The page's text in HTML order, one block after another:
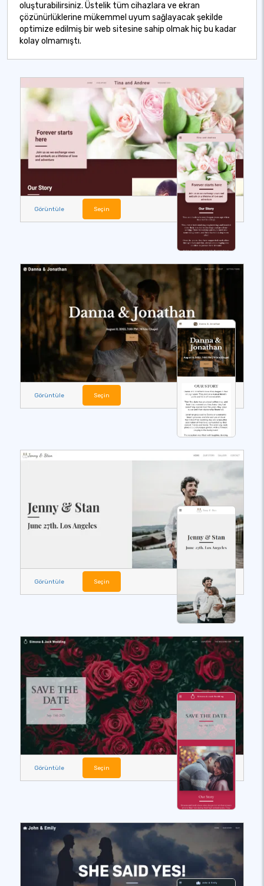
oluşturabilirsiniz. Üstelik tüm cihazlara ve ekran
çözünürlüklerine mükemmel uyum sağlayacak şekilde
optimize edilmiş bir web sitesine sahip olmak hiç bu kadar
kolay olmamıştı.
Görüntüle Seçin
Görüntüle Seçin
Görüntüle Seçin
Görüntüle Seçin